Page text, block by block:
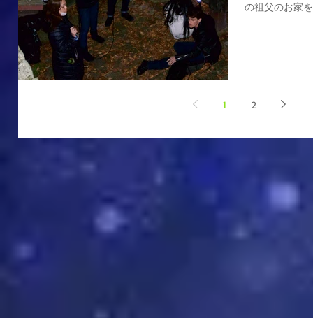
の祖父のお家
1 2